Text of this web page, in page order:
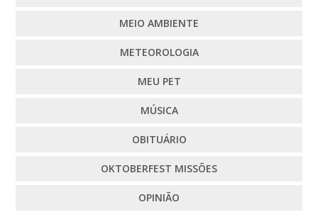
MEIO AMBIENTE
METEOROLOGIA
MEU PET
MÚSICA
OBITUÁRIO
OKTOBERFEST MISSÕES
OPINIÃO